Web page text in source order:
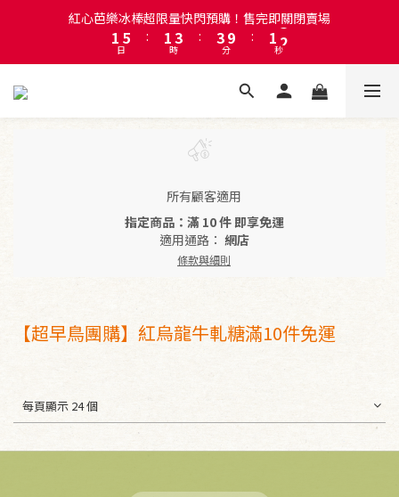
註冊會員即贈送50元購物金！會員首購滿千再折百
紅心芭樂冰棒超限量快閃預購！售完即關閉賣場
2
1
0
6
5
4
1
日
:
2
1
0
4
3
2
時
:
4
3
2
9
8
5
1
0
分
:
2
1
0
3
2
1
秒
註冊會員即贈送50元購物金！會員首購滿千再折百
所有顧客適用
指定商品：滿 10 件 即享免運
適用通路： 網店
條款與細則
【超早鳥團購】紅烏龍牛軋糖滿10件免運
每頁顯示 24 個